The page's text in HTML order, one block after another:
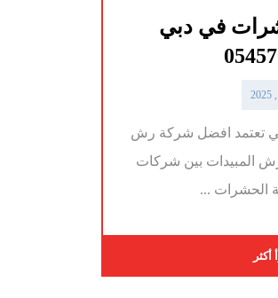
في دبي
تعتمد افضل شركة رش
المبيدات بين شركات
الحشرات ...
أكثر